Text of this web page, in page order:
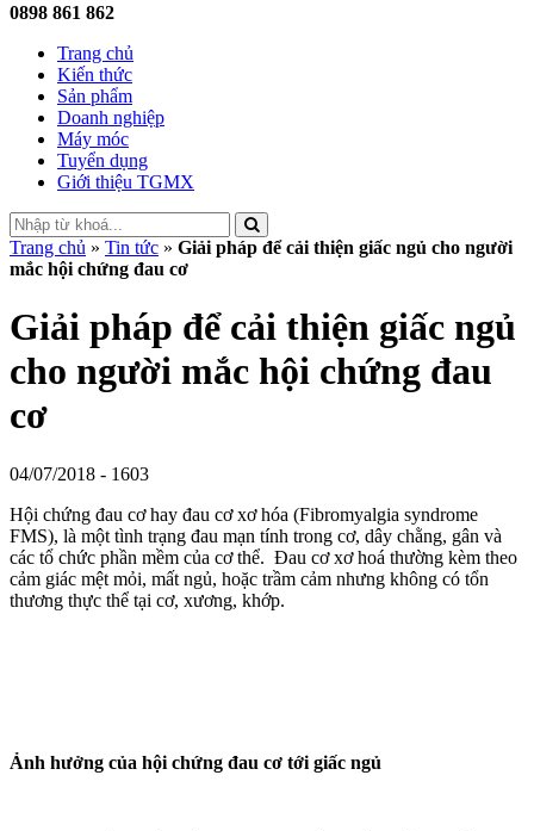
0898 861 862
Trang chủ
Kiến thức
Sản phẩm
Doanh nghiệp
Máy móc
Tuyển dụng
Giới thiệu TGMX
Trang chủ » Tin tức » Giải pháp để cải thiện giấc ngủ cho người
mắc hội chứng đau cơ
Giải pháp để cải thiện giấc ngủ
cho người mắc hội chứng đau
cơ
04/07/2018 - 1603
Hội chứng đau cơ hay đau cơ xơ hóa (Fibromyalgia syndrome
FMS), là một tình trạng đau mạn tính trong cơ, dây chằng, gân và
các tổ chức phần mềm của cơ thể. Đau cơ xơ hoá thường kèm theo
cảm giác mệt mỏi, mất ngủ, hoặc trầm cảm nhưng không có tổn
thương thực thể tại cơ, xương, khớp.
Ảnh hưởng của hội chứng đau cơ tới giấc ngủ